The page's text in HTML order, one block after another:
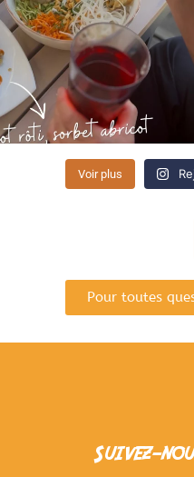
Voir plus
Pour toutes
Suivez-